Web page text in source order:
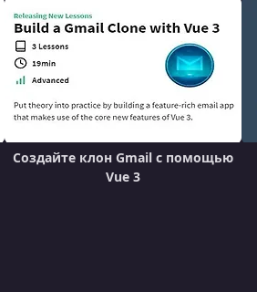
Создайте клон Gmail с помощью
Vue 3